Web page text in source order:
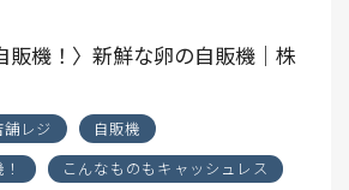
販機！〉新鮮な卵の自販機｜株
舗レジ
自販機
こんなものもキャッシュレス